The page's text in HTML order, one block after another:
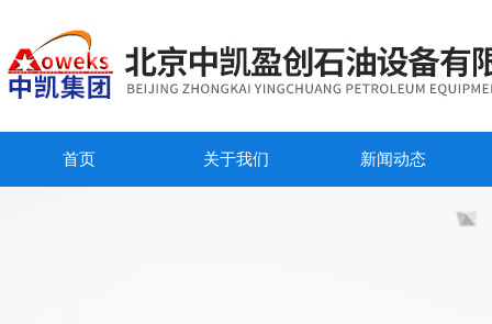
首页 关于我们 新闻动态